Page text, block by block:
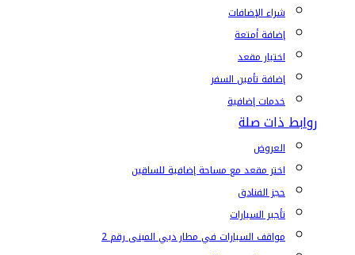
شراء الإضافات
إضافة أمتعة
اختيار مقعد
إضافة تأمين السفر
خدمات إضافية
روابط ذات صلة
العروض
اختر مقعد مع مساحة إضافية للساقين
حجز الفنادق
تأجير السيارات
مواقف السيارات في مطار دبي المبنى رقم 2